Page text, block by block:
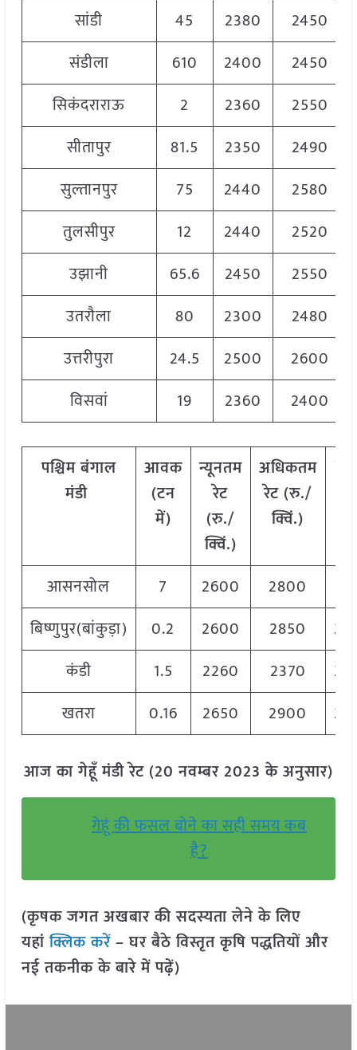
सांडी
45 2380
2450
संडीला
610 2400
2450
सिकंदराराऊ
2 2360
2550
सीतापुर
81.5 2350 2490
सुल्तानपुर
75 2440 2580
तुलसीपुर
12 2440 2520
उझानी
65.6 2450 2550
उतरौला
80 2300 2480
उत्तरीपुरा
24.5 2500
2600
विसवां
19 2360 2400
पश्चिमबंगाल
मंडी
आवक
(टन
में)
न्यूनतम
रेट
(रु./
क्विं.)
अधिकतम
रेट (रु./
क्विं.)
आसनसोल
7 2600 2800
बिष्णुपुर(बांकुड़ा)
0.2 2600 2850
कंडी
1.5 2260 2370
खतरा
0.16 2650 2900
आज का गेहूँ मंडी रेट (20 नवम्बर 2023 के अनुसार)
गेहूं की फसल बोने का सही समय कब
है?
(कृषक जगत अखबार की सदस्यता लेने के लिए
यहांक्लिक करें– घर बैठे विस्तृत कृषि पद्धतियों और
नई तकनीक के बारे में पढ़ें)